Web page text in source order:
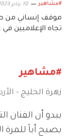
#مشاهير 10 يناير 2023
موقف إنساني من
تجاه الإعلاميين في
#مشاهير
زهرة الخليج -
يبدو أن الفنان
يصبح أباً للمرة